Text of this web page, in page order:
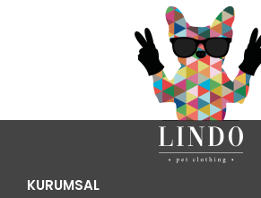
KURUMSAL